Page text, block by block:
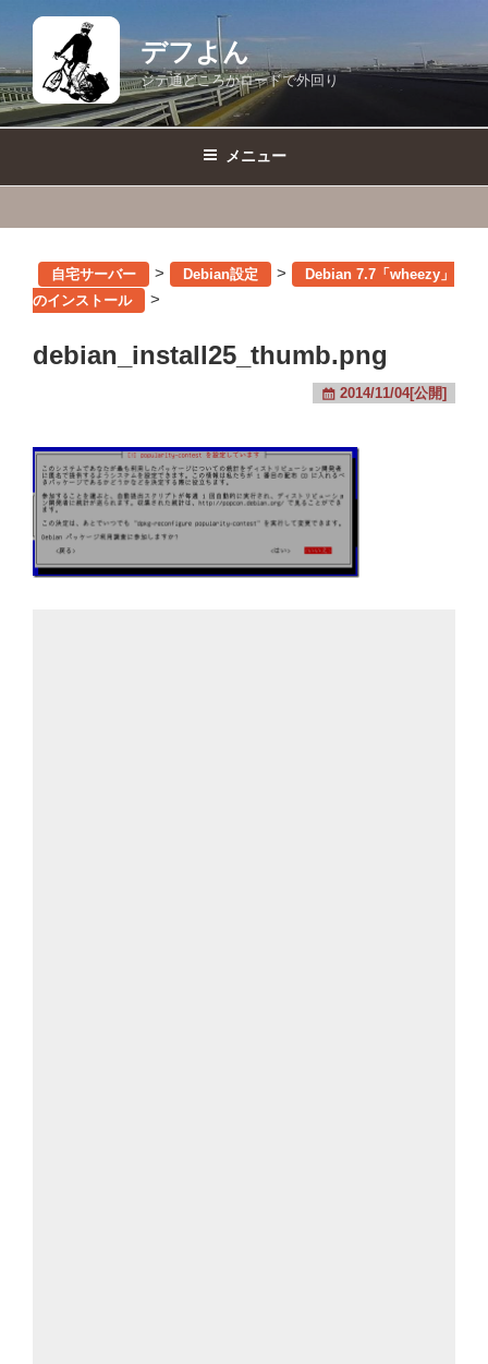
テ
ン
ツ
デフよん
ジテ通どころかロードで外回り
メニュー
自宅サーバー > Debian設定 >
Debian 7.7「wheezy」
のインストール
>
debian_install25_thumb.png
2014/11/04[公開]